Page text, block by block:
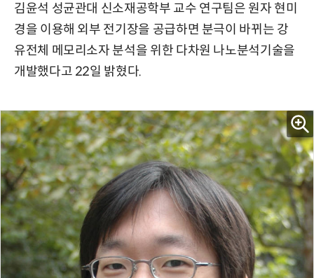
김윤석 성균관대 신소재공학부 교수 연구팀은 원자 현미
경을 이용해 외부 전기장을 공급하면 분극이 바뀌는 강
유전체 메모리소자 분석을 위한 다차원 나노분석기술을
개발했다고 22일 밝혔다.